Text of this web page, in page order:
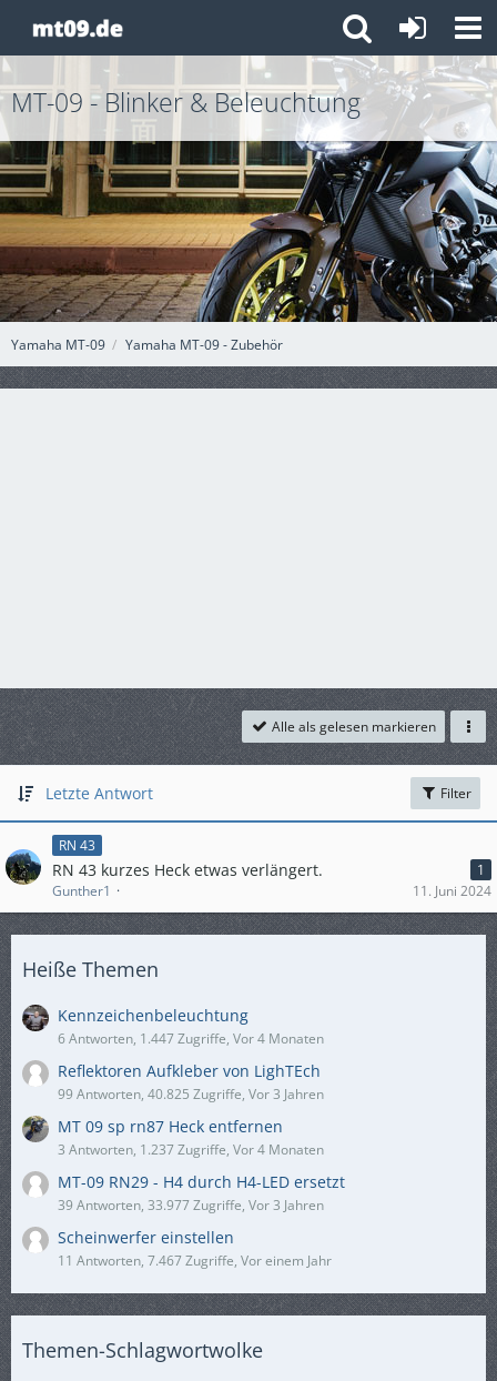
Yamaha MT-09 Yamaha MT-09 - Zubehör
MT-09 - Blinker & Beleuchtung
Alle als gelesen markieren
Letzte Antwort Filter
RN 43
RN 43 kurzes Heck etwas verlängert.
1
Gunther1
11. Juni 2024
Heiße Themen
Kennzeichenbeleuchtung
6 Antworten, 1.447 Zugriffe, Vor 4 Monaten
Reflektoren Aufkleber von LighTEch
99 Antworten, 40.825 Zugriffe, Vor 3 Jahren
MT 09 sp rn87 Heck entfernen
3 Antworten, 1.237 Zugriffe, Vor 4 Monaten
MT-09 RN29 - H4 durch H4-LED ersetzt
39 Antworten, 33.977 Zugriffe, Vor 3 Jahren
Scheinwerfer einstellen
11 Antworten, 7.467 Zugriffe, Vor einem Jahr
Themen-Schlagwortwolke